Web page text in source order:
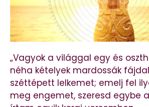
„Vagyok a világgal egy és
néha kételyek mardossák
széttépett lelkemet; emelj fel
meg engemet, szeresd egybe a